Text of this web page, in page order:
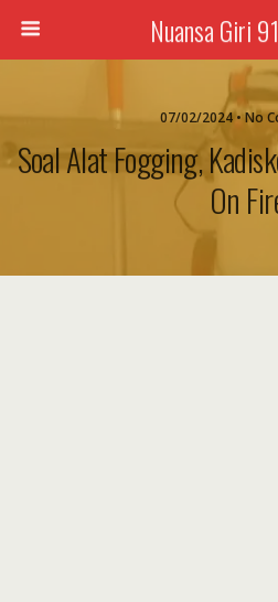
Nuansa Giri
07/02/2024 • No
Soal Alat Fogging,
On